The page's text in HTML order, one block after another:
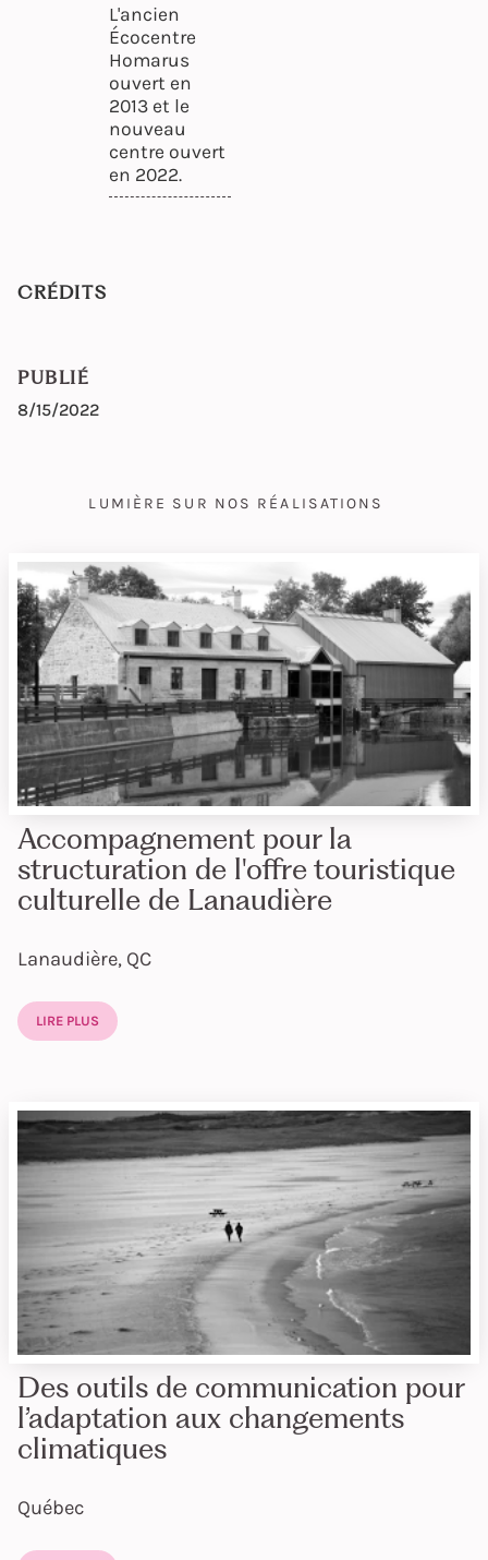
L'ancien
Écocentre
Homarus
ouvert en
2013 et le
nouveau
centre ouvert
en 2022.
CRÉDITS
PUBLIÉ
8/15/2022
LUMIÈRE SUR NOS RÉALISATIONS
Accompagnement pour la
structuration de l'offre touristique
culturelle de Lanaudière
Lanaudière, QC
LIRE PLUS
Des outils de communication pour
l’adaptation aux changements
climatiques
Québec